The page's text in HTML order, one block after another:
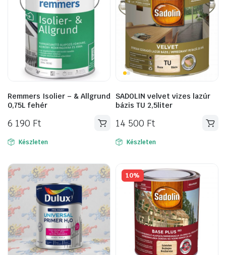
Remmers Isolier – & Allgrund
0,75L fehér
6 190 Ft
Készleten
SADOLIN velvet vizes lazúr
bázis TU 2,5liter
14 500 Ft
Készleten
10%